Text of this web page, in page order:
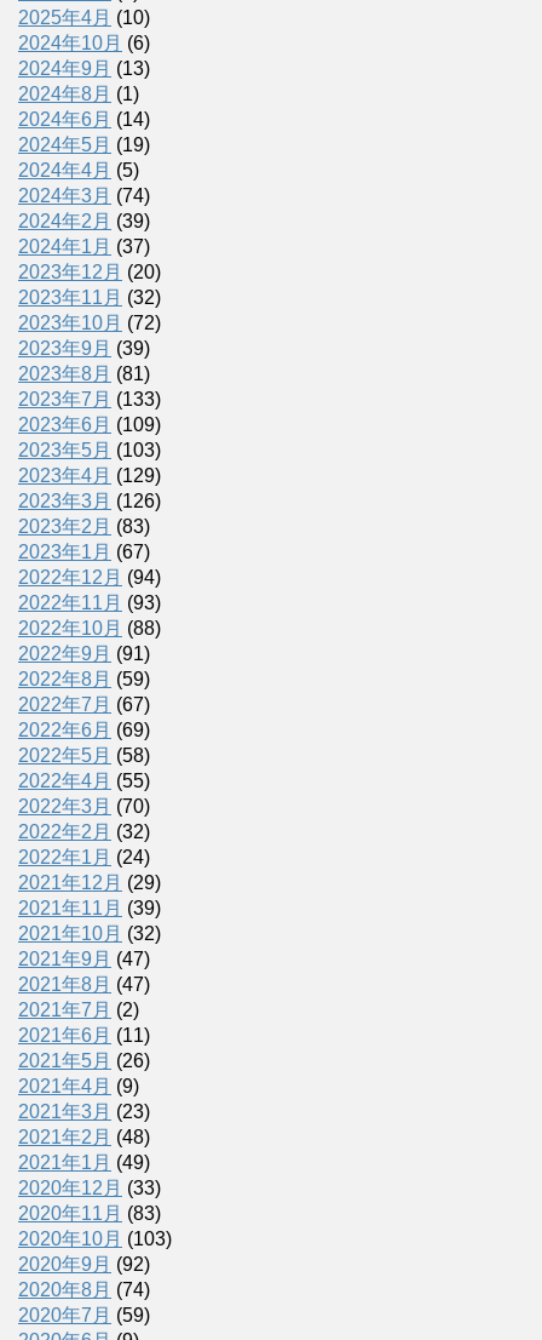
2025年4月 (10)
2024年10月 (6)
2024年9月 (13)
2024年8月 (1)
2024年6月 (14)
2024年5月 (19)
2024年4月 (5)
2024年3月 (74)
2024年2月 (39)
2024年1月 (37)
2023年12月 (20)
2023年11月 (32)
2023年10月 (72)
2023年9月 (39)
2023年8月 (81)
2023年7月 (133)
2023年6月 (109)
2023年5月 (103)
2023年4月 (129)
2023年3月 (126)
2023年2月 (83)
2023年1月 (67)
2022年12月 (94)
2022年11月 (93)
2022年10月 (88)
2022年9月 (91)
2022年8月 (59)
2022年7月 (67)
2022年6月 (69)
2022年5月 (58)
2022年4月 (55)
2022年3月 (70)
2022年2月 (32)
2022年1月 (24)
2021年12月 (29)
2021年11月 (39)
2021年10月 (32)
2021年9月 (47)
2021年8月 (47)
2021年7月 (2)
2021年6月 (11)
2021年5月 (26)
2021年4月 (9)
2021年3月 (23)
2021年2月 (48)
2021年1月 (49)
2020年12月 (33)
2020年11月 (83)
2020年10月 (103)
2020年9月 (92)
2020年8月 (74)
2020年7月 (59)